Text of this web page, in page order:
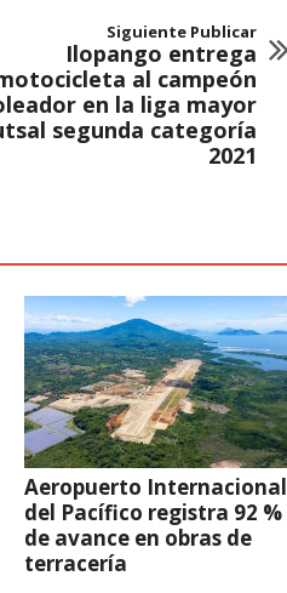
Siguiente Publicar
Ilopango entrega
al campeón
en la liga mayor
segunda categoría
2021
Aeropuerto Internacional
del Pacífico registra 92 %
de avance en obras de
terracería